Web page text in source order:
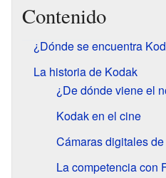
Contenido
¿Dónde se encuentra
La historia de Kodak
¿De dónde viene el
Kodak en el cine
Cámaras digitales
La competencia con